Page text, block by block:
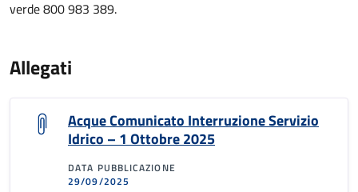
verde 800 983 389.
Allegati
Acque Comunicato Interruzione Servizio
Idrico – 1 Ottobre 2025
DATA PUBBLICAZIONE
29/09/2025